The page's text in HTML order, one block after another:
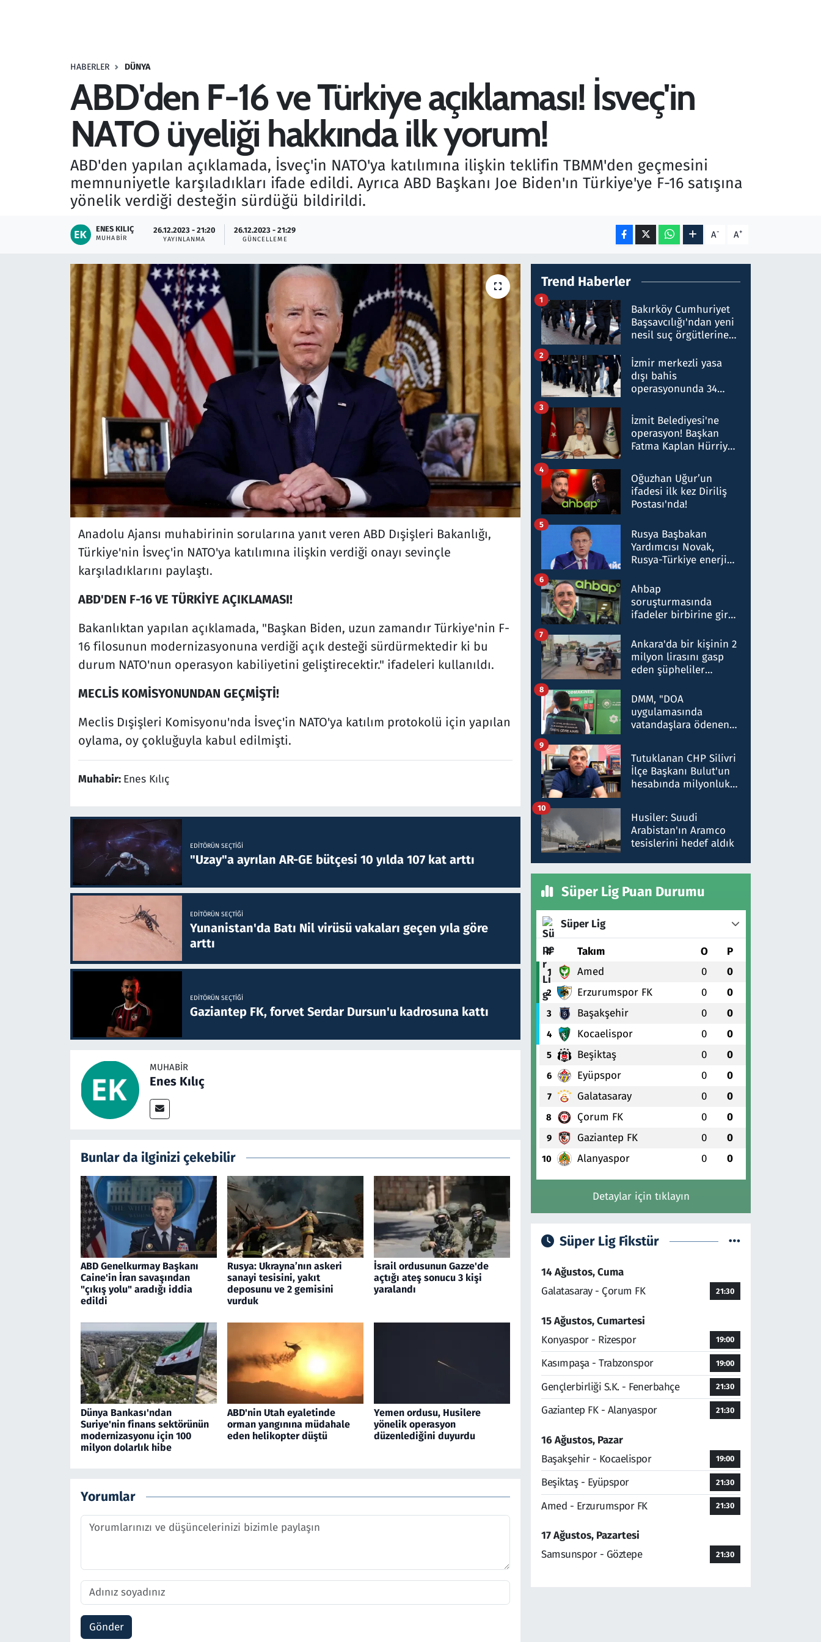
HABERLER DÜNYA
ABD'den F-16 ve Türkiye açıklaması! İsveç'in
NATO üyeliği hakkında ilk yorum!
ABD'den yapılan açıklamada, İsveç'in NATO'ya katılımına ilişkin teklifin TBMM'den geçmesini
memnuniyetle karşıladıkları ifade edildi. Ayrıca ABD Başkanı Joe Biden'ın Türkiye'ye F-16 satışına
yönelik verdiği desteğin sürdüğü bildirildi.
ENES KILIÇ
MUHABIR
26.12.2023 - 21:20
YAYINLANMA
26.12.2023 - 21:29
GÜNCELLEME A- A+
Anadolu Ajansı muhabirinin sorularına yanıt veren ABD Dışişleri Bakanlığı,
Türkiye'nin İsveç'in NATO'ya katılımına ilişkin verdiği onayı sevinçle
karşıladıklarını paylaştı.
ABD'DEN F-16 VE TÜRKİYE AÇIKLAMASI!
Bakanlıktan yapılan açıklamada, "Başkan Biden, uzun zamandır Türkiye'nin F-
16 filosunun modernizasyonuna verdiği açık desteği sürdürmektedir ki bu
durum NATO'nun operasyon kabiliyetini geliştirecektir." ifadeleri kullanıldı.
MECLİS KOMİSYONUNDAN GEÇMİŞTİ!
Meclis Dışişleri Komisyonu'nda İsveç'in NATO'ya katılım protokolü için yapılan
oylama, oy çokluğuyla kabul edilmişti.
Muhabir: Enes Kılıç
EDITÖRÜN SEÇTIĞI
"Uzay"a ayrılan AR-GE bütçesi 10 yılda 107 kat arttı
EDITÖRÜN SEÇTIĞI
Yunanistan'da Batı Nil virüsü vakaları geçen yıla göre
arttı
EDITÖRÜN SEÇTIĞI
Gaziantep FK, forvet Serdar Dursun'u kadrosuna kattı
MUHABIR
Enes Kılıç
Bunlar da ilginizi çekebilir
ABD Genelkurmay Başkanı
Caine'in İran savaşından
"çıkış yolu" aradığı iddia
edildi
Rusya: Ukrayna’nın askeri
sanayi tesisini, yakıt
deposunu ve 2 gemisini
vurduk
İsrail ordusunun Gazze'de
açtığı ateş sonucu 3 kişi
yaralandı
Dünya Bankası'ndan
Suriye'nin finans sektörünün
modernizasyonu için 100
milyon dolarlık hibe
ABD'nin Utah eyaletinde
orman yangınına müdahale
eden helikopter düştü
Yemen ordusu, Husilere
yönelik operasyon
düzenlediğini duyurdu
Yorumlar
Gönder
Trend Haberler
Bakırköy Cumhuriyet
Başsavcılığı'ndan yeni
nesil suç örgütlerine
hakkında gözaltı kararı
1
İzmir merkezli yasa
dışı bahis
operasyonunda 34
Milyar liralık para
trafiği tespit edildi
2
İzmit Belediyesi'ne
operasyon! Başkan
Fatma Kaplan Hürriyet
3
Oğuzhan Uğur’un
ifadesi ilk kez Diriliş
Postası'nda!
4
Rusya Başbakan
Yardımcısı Novak,
Rusya-Türkiye enerji
nitelikte olduğunu
belirtti
5
Ahbap
soruşturmasında
ifadeler birbirine girdi:
ifadelerinden ortaya
çıkan tablo şok etti
6
Ankara'da bir kişinin 2
milyon lirasını gasp
eden şüpheliler
7
DMM, "DOA
uygulamasında
vatandaşlara ödenen
düşürüldüğü" iddiasını
yalanladı
8
Tutuklanan CHP Silivri
İlçe Başkanı Bulut'un
hesabında milyonluk
talimat verdi, ben
gönderdim
9
Husiler: Suudi
Arabistan'ın Aramco
tesislerini hedef aldık
10
Süper Lig Puan Durumu
Süper Lig
# Takım O P
1 Amed 0 0
2 Erzurumspor FK 0 0
3 Başakşehir 0 0
4 Kocaelispor 0 0
5 Beşiktaş 0 0
6 Eyüpspor 0 0
7 Galatasaray 0 0
8 Çorum FK 0 0
9 Gaziantep FK 0 0
10 Alanyaspor 0 0
Detaylar için tıklayın
Süper Lig Fikstür
14 Ağustos, Cuma
Galatasaray - Çorum FK
21:30
15 Ağustos, Cumartesi
Konyaspor - Rizespor
19:00
Kasımpaşa - Trabzonspor 19:00
Gençlerbirliği S.K. - Fenerbahçe 21:30
Gaziantep FK - Alanyaspor 21:30
16 Ağustos, Pazar
Başakşehir - Kocaelispor
19:00
Beşiktaş - Eyüpspor 21:30
Amed - Erzurumspor FK 21:30
17 Ağustos, Pazartesi
Samsunspor - Göztepe
21:30
Savunma Sanayi
Televizyon